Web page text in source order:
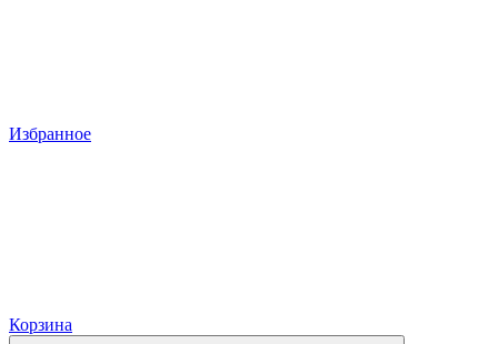
Избранное
Корзина